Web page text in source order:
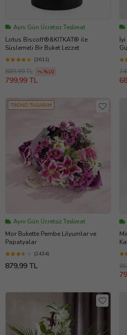
Aynı Gün Ücretsiz Teslimat
Lotus Biscoff®&KITKAT® ile
Süslemeli Bir Buket Lezzet
(3611)
889,99 TL %10
799,99 TL
İyi
TREND TASARIM
Aynı Gün Ücretsiz Teslimat
Mor Bukette Pembe Lilyumlar ve
Papatyalar
(2434)
879,99 TL